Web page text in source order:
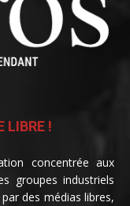
LIBRE !
concentrée aux
groupes industriels
des médias libres,